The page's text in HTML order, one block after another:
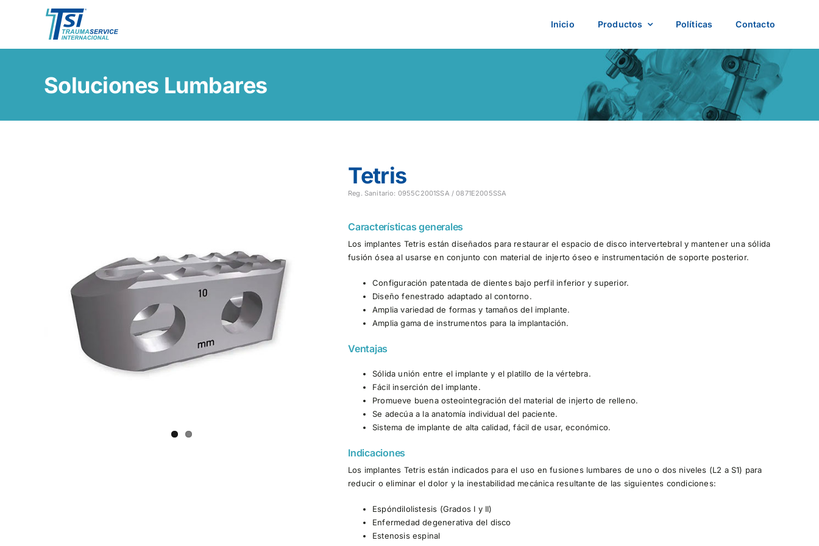
Inicio Productos Políticas Contacto
Soluciones Lumbares
Tetris
Reg. Sanitario: 0955C2001SSA / 0871E2005SSA
Características generales
Los implantes Tetris están diseñados para restaurar el espacio de disco intervertebral y mantener una sólida
fusión ósea al usarse en conjunto con material de injerto óseo e instrumentación de soporte posterior.
Configuración patentada de dientes bajo perfil inferior y superior.
Diseño fenestrado adaptado al contorno.
Amplia variedad de formas y tamaños del implante.
Amplia gama de instrumentos para la implantación.
Ventajas
Sólida unión entre el implante y el platillo de la vértebra.
Fácil inserción del implante.
Promueve buena osteointegración del material de injerto de relleno.
Se adecúa a la anatomía individual del paciente.
Sistema de implante de alta calidad, fácil de usar, económico.
Indicaciones
Los implantes Tetris están indicados para el uso en fusiones lumbares de uno o dos niveles (L2 a S1) para
reducir o eliminar el dolor y la inestabilidad mecánica resultante de las siguientes condiciones:
Espóndilolistesis (Grados I y II)
Enfermedad degenerativa del disco
Estenosis espinal